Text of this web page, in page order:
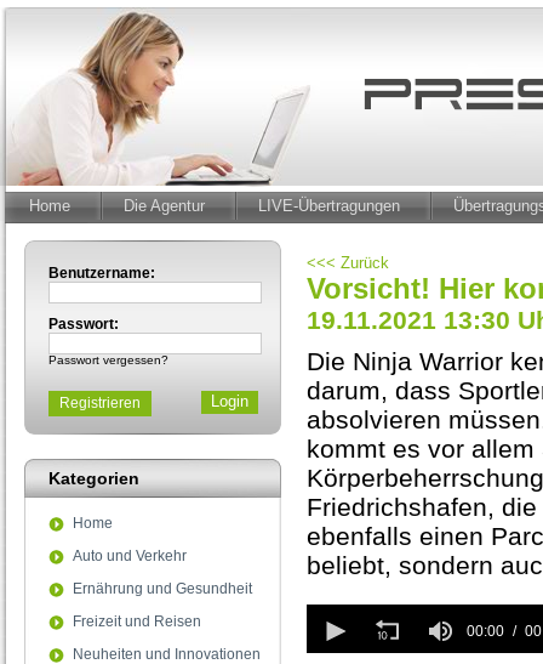
Home Die Agentur LIVE-Übertragungen
Benutzername:
Passwort:
Passwort vergessen?
Registrieren
Kategorien
Home
Auto und Verkehr
Ernährung und Gesundheit
Freizeit und Reisen
Neuheiten und Innovationen
<<< Zurück
Vorsicht! Hier
19.11.2021 13:30
Die Ninja Warrior
darum, dass
absolvieren
kommt es vor
Friedrichshafen,
ebenfalls einen
beliebt, sondern
seconds
of
00:00